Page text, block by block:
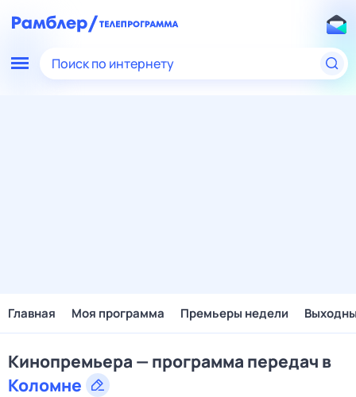
Поиск по интернету
Главная Моя программа Премьеры недели
Кинопремьера — программа передач в
Коломне